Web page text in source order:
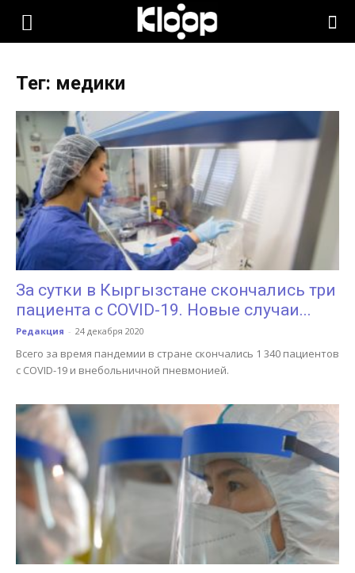
KLOOP.KG
Новости
Кыргызстана
Тег: медики
За сутки в Кыргызстане скончались три
пациента с COVID-19. Новые случаи...
Редакция - 24 декабря 2020
Всего за время пандемии в стране скончались 1 340 пациентов
с COVID-19 и внебольничной пневмонией.